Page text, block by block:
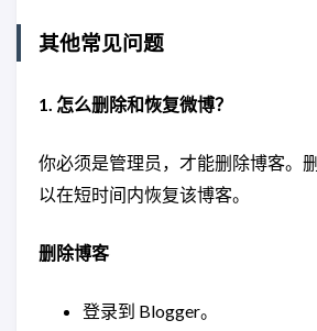
其他常见问题
1. 怎么删除和恢复微博？
你必须是管理员，才能删除博客。
以在短时间内恢复该博客。
删除博客
登录到 Blogger。